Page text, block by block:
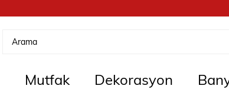
Mutfak Dekorasyon